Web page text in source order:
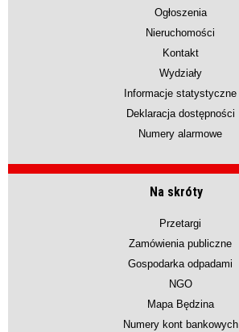
Ogłoszenia
Nieruchomości
Kontakt
Wydziały
Informacje statystyczne
Deklaracja dostępności
Numery alarmowe
Na skróty
Przetargi
Zamówienia publiczne
Gospodarka odpadami
NGO
Mapa Będzina
Numery kont bankowych